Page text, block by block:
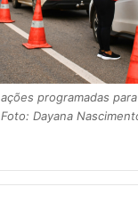
programadas
Foto: Dayana